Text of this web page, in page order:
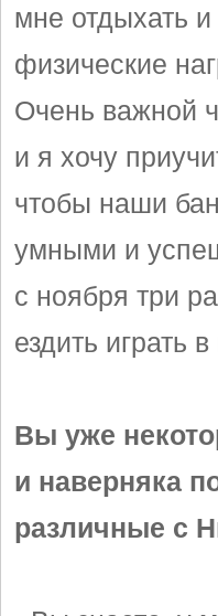
мне отдыхать
физические
Очень важной
и я хочу
чтобы наши
умными и
с ноября три
ездить
Вы уже
и наверняка
различные с